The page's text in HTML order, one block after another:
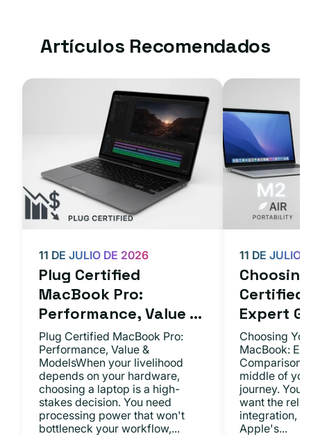
Artículos Recomendados
Plug Certified
MacBook Pro:
Performance, Value ...
11 DE JULIO DE 2026
Plug Certified MacBook Pro:
Performance, Value &
ModelsWhen your livelihood
depends on your hardware,
choosing a laptop is a high-
stakes decision. You need
processing power that won't
bottleneck your workflow,...
Certified
Expert
11 DE JULIO
Choosing
MacBook:
middle of
journey. You
want the
integration,
Apple's...